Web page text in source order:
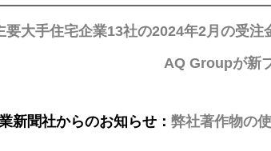
要大手住宅企業13社の2024年2月の受
AQ Groupが新
新聞社からのお知らせ： 弊社著作物の